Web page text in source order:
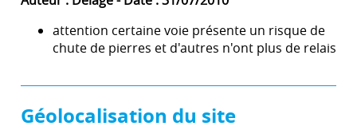
attention certaine voie présente un risque de
chute de pierres et d'autres n'ont plus de relais
Géolocalisation du site